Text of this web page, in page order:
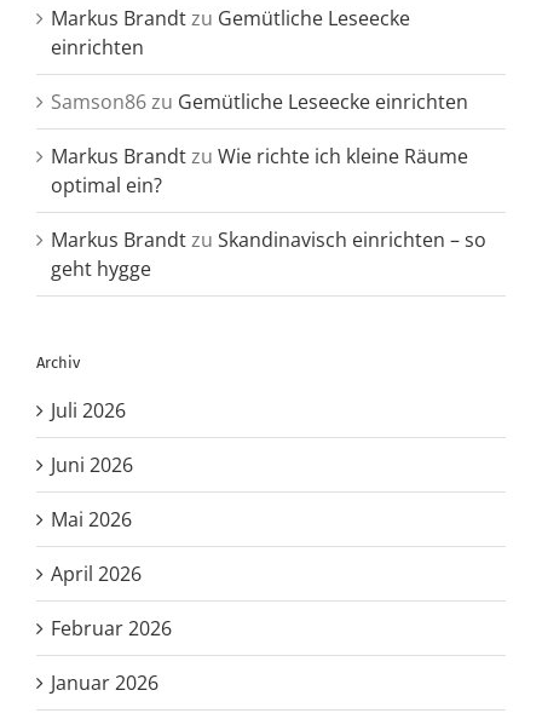
Markus Brandtzu Gemütliche Leseecke
einrichten
Samson86zu Gemütliche Leseecke einrichten
Markus Brandtzu Wie richte ich kleine Räume
optimal ein?
Markus Brandtzu Skandinavisch einrichten – so
geht hygge
Archiv
Juli 2026
Juni 2026
Mai 2026
April 2026
Februar 2026
Januar 2026